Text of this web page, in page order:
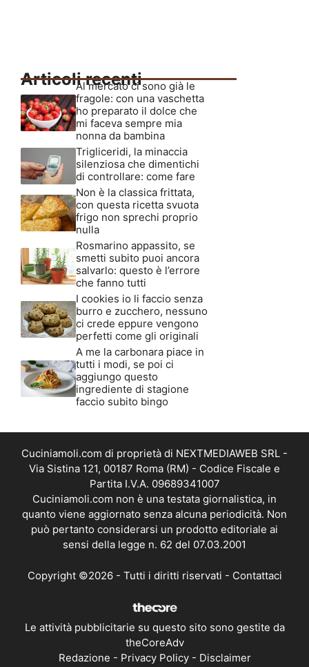
Articoli recenti
Al mercato ci sono già le
fragole: con una vaschetta
ho preparato il dolce che
mi faceva sempre mia
nonna da bambina
Trigliceridi, la minaccia
silenziosa che dimentichi
di controllare: come fare
Non è la classica frittata,
con questa ricetta svuota
frigo non sprechi proprio
nulla
Rosmarino appassito, se
smetti subito puoi ancora
salvarlo: questo è l’errore
che fanno tutti
I cookies io li faccio senza
burro e zucchero, nessuno
ci crede eppure vengono
perfetti come gli originali
A me la carbonara piace in
tutti i modi, se poi ci
aggiungo questo
ingrediente di stagione
faccio subito bingo
Cuciniamoli.com di proprietà di NEXTMEDIAWEB SRL -
Via Sistina 121, 00187 Roma (RM) - Codice Fiscale e
Partita I.V.A. 09689341007
Cuciniamoli.com non è una testata giornalistica, in
quanto viene aggiornato senza alcuna periodicità. Non
può pertanto considerarsi un prodotto editoriale ai
sensi della legge n. 62 del 07.03.2001
Copyright ©2026 - Tutti i diritti riservati - Contattaci
Le attività pubblicitarie su questo sito sono gestite da
theCoreAdv
Redazione - Privacy Policy- Disclaimer